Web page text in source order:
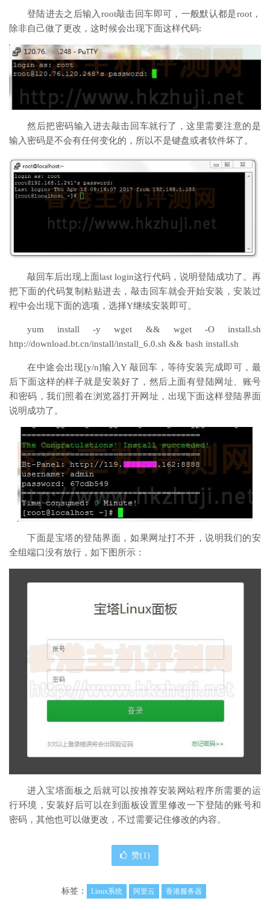
登陆进去之后输入root敲击回车即可，一般默认都是root，
除非自己做了更改，这时候会出现下面这样代码:
然后把密码输入进去敲击回车就行了，这里需要注意的是
输入密码是不会有任何变化的，所以不是键盘或者软件坏了。
敲回车后出现上面last login这行代码，说明登陆成功了。再
把下面的代码复制粘贴进去，敲击回车就会开始安装，安装过
程中会出现下面的选项，选择Y继续安装即可。
yum install -y wget && wget -O install.sh
http://download.bt.cn/install/install_6.0.sh && bash install.sh
在中途会出现[y/n]输入Y 敲回车，等待安装完成即可，最
后下面这样的样子就是安装好了，然后上面有登陆网址、账号
和密码，我们照着在浏览器打开网址，出现下面这样登陆界面
说明成功了。
下面是宝塔的登陆界面，如果网址打不开，说明我们的安
全组端口没有放行，如下图所示：
进入宝塔面板之后就可以按推荐安装网站程序所需要的运
行环境，安装好后可以在到面板设置里修改一下登陆的账号和
密码，其他也可以做更改，不过需要记住修改的内容。
赞(1 )
标签： Linux系统 阿里云 香港服务器